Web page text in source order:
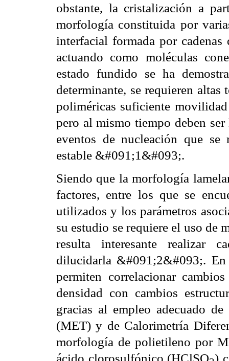
obstante, la cristalización a
morfología constituida por
interfacial formada por
actuando como moléculas
estado fundido se ha
determinante, se requieren altas
poliméricas suficiente
pero al mismo tiempo deben
eventos de nucleación que se
estable &#091;1&#093;.
Siendo que la morfología
factores, entre los que se
utilizados y los parámetros
su estudio se requiere el uso de
resulta interesante realizar
dilucidarla &#091;2&#093;. En
permiten correlacionar
densidad con cambios
gracias al empleo adecuado
(MET) y de Calorimetría
morfología de polietileno por
ácido clorosulfónico (HClSO )